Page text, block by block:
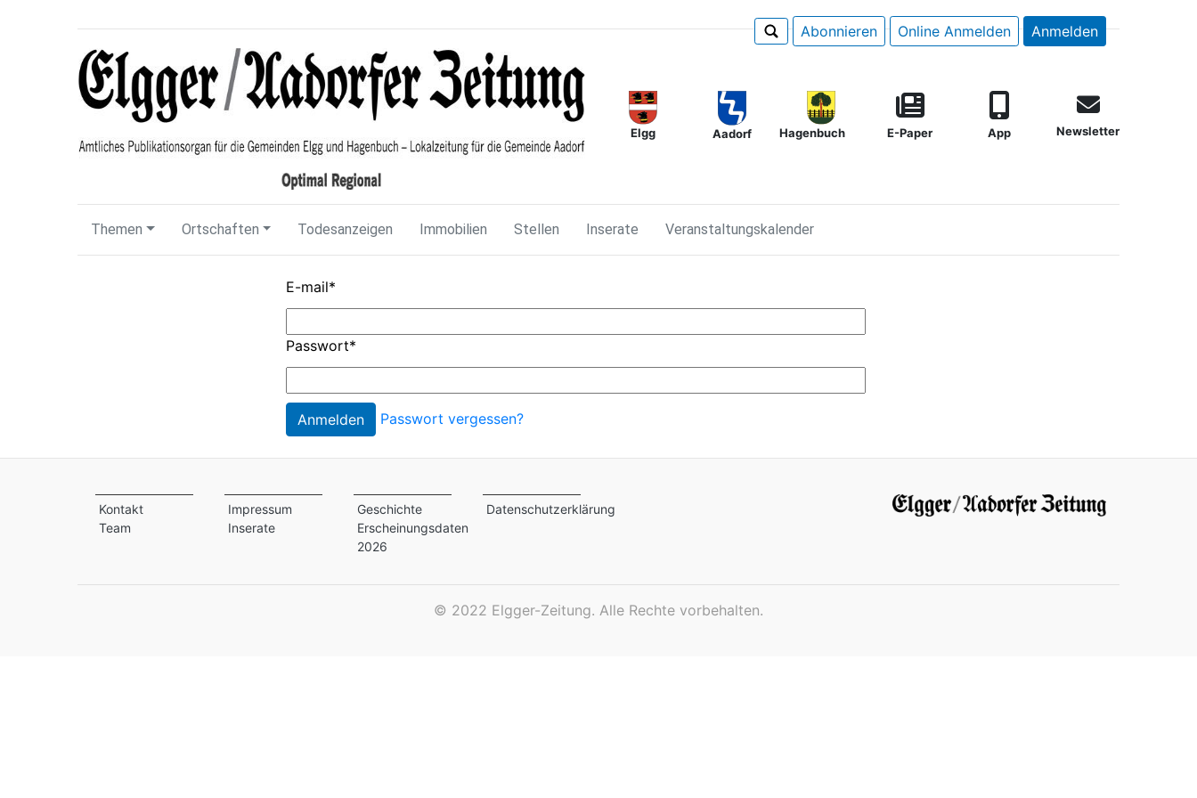
Abonnieren Online Anmelden Anmelden
Elgg Aadorf Hagenbuch E-Paper App Newsletter
Themen Ortschaften Todesanzeigen Immobilien Stellen Inserate Veranstaltungskalender
E-mail*
Passwort*
Passwort vergessen?
Kontakt
Team
Impressum
Inserate
Geschichte
Erscheinungsdaten
2026
Datenschutzerklärung
© 2022 Elgger-Zeitung. Alle Rechte vorbehalten.